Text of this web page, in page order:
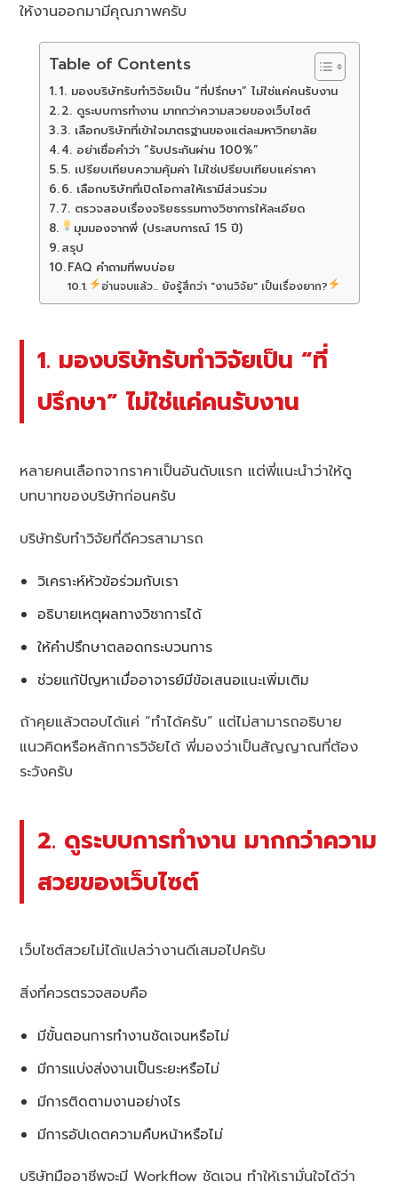
ให้งานออกมามีคุณภาพครับ
Table of Contents
1. มองบริษัทรับทำวิจัยเป็น “ที่ปรึกษา” ไม่ใช่แค่คนรับงาน
2. ดูระบบการทำงาน มากกว่าความสวยของเว็บไซต์
3. เลือกบริษัทที่เข้าใจมาตรฐานของแต่ละมหาวิทยาลัย
4. อย่าเชื่อคำว่า “รับประกันผ่าน 100%”
5. เปรียบเทียบความคุ้มค่า ไม่ใช่เปรียบเทียบแค่ราคา
6. เลือกบริษัทที่เปิดโอกาสให้เรามีส่วนร่วม
7. ตรวจสอบเรื่องจริยธรรมทางวิชาการให้ละเอียด
มุมมองจากพี่ (ประสบการณ์ 15 ปี)
สรุป
FAQ คำถามที่พบบ่อย
อ่านจบแล้ว... ยังรู้สึกว่า "งานวิจัย" เป็นเรื่องยาก?
1. มองบริษัทรับทำวิจัยเป็น “ที่
ปรึกษา” ไม่ใช่แค่คนรับงาน
หลายคนเลือกจากราคาเป็นอันดับแรก แต่พี่แนะนำว่าให้ดู
บทบาทของบริษัทก่อนครับ
บริษัทรับทำวิจัยที่ดีควรสามารถ
วิเคราะห์หัวข้อร่วมกับเรา
อธิบายเหตุผลทางวิชาการได้
ให้คำปรึกษาตลอดกระบวนการ
ช่วยแก้ปัญหาเมื่ออาจารย์มีข้อเสนอแนะเพิ่มเติม
ถ้าคุยแล้วตอบได้แค่ “ทำได้ครับ” แต่ไม่สามารถอธิบาย
แนวคิดหรือหลักการวิจัยได้ พี่มองว่าเป็นสัญญาณที่ต้อง
ระวังครับ
2. ดูระบบการทำงาน มากกว่าความ
สวยของเว็บไซต์
เว็บไซต์สวยไม่ได้แปลว่างานดีเสมอไปครับ
สิ่งที่ควรตรวจสอบคือ
มีขั้นตอนการทำงานชัดเจนหรือไม่
มีการแบ่งส่งงานเป็นระยะหรือไม่
มีการติดตามงานอย่างไร
มีการอัปเดตความคืบหน้าหรือไม่
บริษัทมืออาชีพจะมี Workflow ชัดเจน ทำให้เรามั่นใจได้ว่า